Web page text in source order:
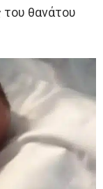
του θανάτου